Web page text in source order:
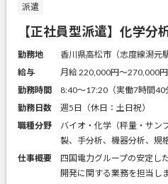
派遣
【正社員型派遣】化学分
勤務地
香川県高松市（志度線潟元
給与
月給 220,000円〜270,000円
勤務時間
8:40～17:20（実働7時間40
勤務日数
週5日（休日：土日祝）
職種分野
バイオ・化学（秤量・サン
製、手分析、機器分析、規
仕事概要
四国電力グループの安定し
開発に関する業務を担当し